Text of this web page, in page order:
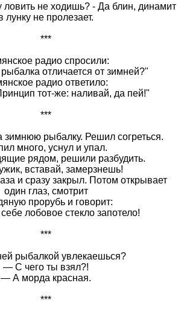
не ходишь? - Да блин, динамит
лунку не пролезает.
***
радио спросили:
отличается от зимней?"
радио ответило:
тот-же: наливай, да пей!"
***
рыбалку. Решил согреться.
много, уснул и упал.
рядом, решили разбудить.
вставай, замерзнешь!
и сразу закрыл. Потом открывает
один глаз, смотрит
прорубь и говорит:
лобовое стекло запотело!
***
рыбалкой увлекаешься?
— С чего ты взял?!
— А морда красная.
***